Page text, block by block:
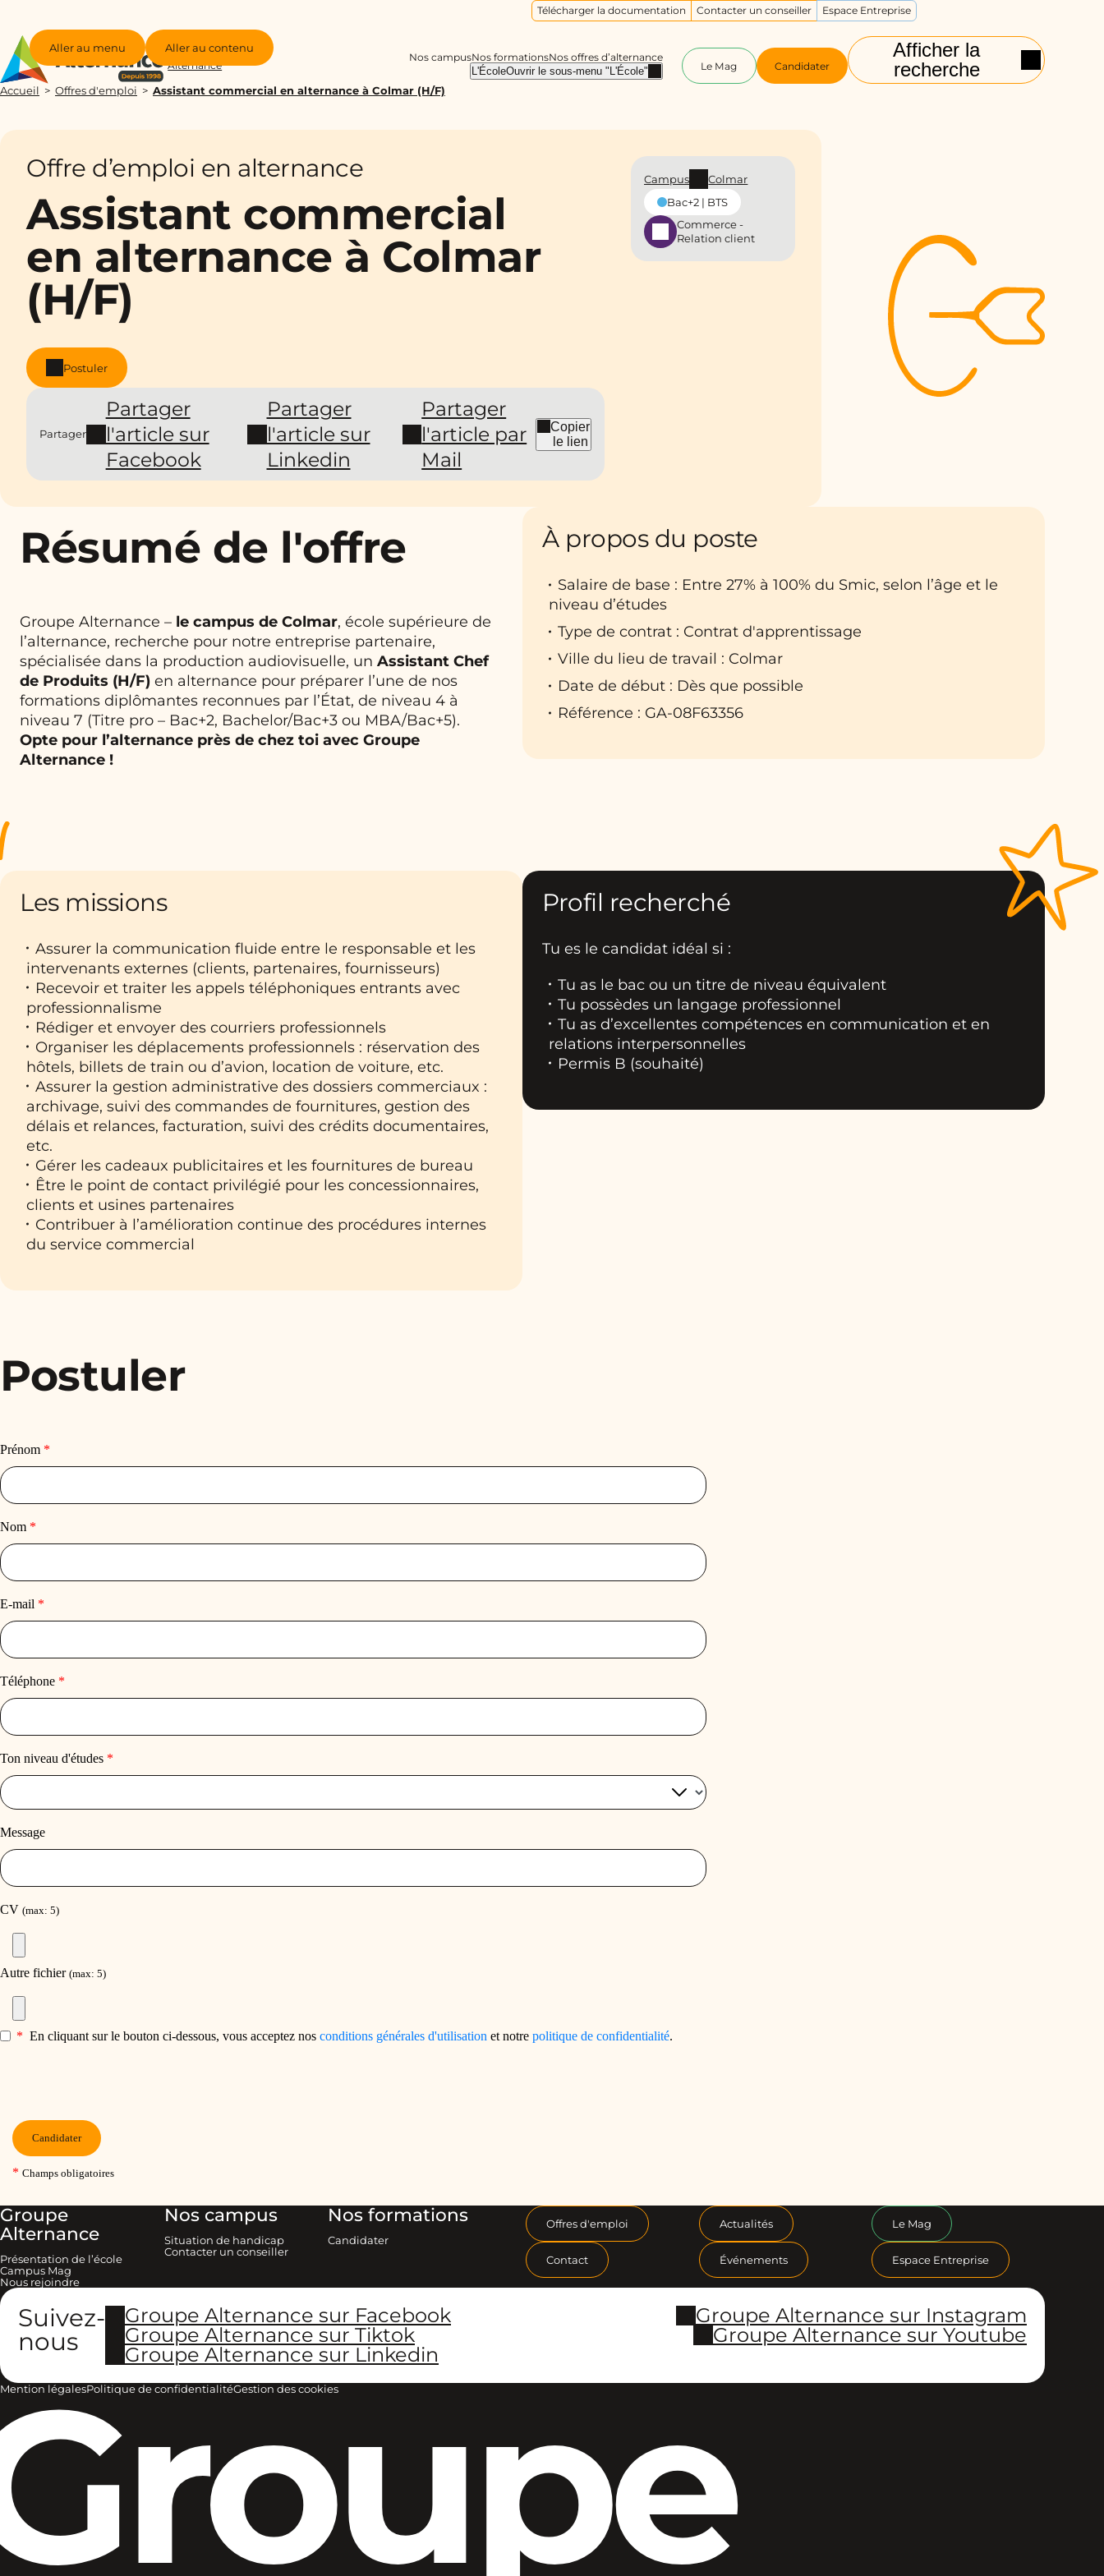
Aller au menu Aller au contenu
Groupe
Alternance
Afficher la
recherche
Nos campusNos formationsNos offres d’alternance
L'ÉcoleOuvrir le sous-menu "L'École" Le Mag Candidater
Télécharger la documentation Contacter un conseiller Espace Entreprise
Accueil Offres d'emploi Assistant commercial en alternance à Colmar (H/F)
Offre d’emploi en alternance
Assistant commercial
en alternance à Colmar
(H/F)
Postuler
Partager
Partager
l'article sur
Facebook
Partager
l'article sur
Linkedin
Partager
l'article par
Mail
Copier
le lien
Campus
Colmar
Bac+2 | BTS
Commerce -
Relation client
Résumé de l'offre
Groupe Alternance – le campus de Colmar, école supérieure de
l’alternance, recherche pour notre entreprise partenaire,
spécialisée dans la production audiovisuelle, un Assistant Chef
de Produits (H/F) en alternance pour préparer l’une de nos
formations diplômantes reconnues par l’État, de niveau 4 à
niveau 7 (Titre pro – Bac+2, Bachelor/Bac+3 ou MBA/Bac+5).
Opte pour l’alternance près de chez toi avec Groupe
Alternance !
À propos du poste
Salaire de base : Entre 27% à 100% du Smic, selon l’âge et le
niveau d’études
Type de contrat : Contrat d'apprentissage
Ville du lieu de travail : Colmar
Date de début : Dès que possible
Référence : GA-08F63356
Les missions
Assurer la communication fluide entre le responsable et les
intervenants externes (clients, partenaires, fournisseurs)
Recevoir et traiter les appels téléphoniques entrants avec
professionnalisme
Rédiger et envoyer des courriers professionnels
Organiser les déplacements professionnels : réservation des
hôtels, billets de train ou d’avion, location de voiture, etc.
Assurer la gestion administrative des dossiers commerciaux :
archivage, suivi des commandes de fournitures, gestion des
délais et relances, facturation, suivi des crédits documentaires,
etc.
Gérer les cadeaux publicitaires et les fournitures de bureau
Être le point de contact privilégié pour les concessionnaires,
clients et usines partenaires
Contribuer à l’amélioration continue des procédures internes
du service commercial
Profil recherché
Tu es le candidat idéal si :
Tu as le bac ou un titre de niveau équivalent
Tu possèdes un langage professionnel
Tu as d’excellentes compétences en communication et en
relations interpersonnelles
Permis B (souhaité)
Postuler
Groupe
Alternance
Présentation de l’école
Campus Mag
Nous rejoindre
Nos campus
Situation de handicap
Contacter un conseiller
Nos formations
Candidater
Offres d'emploi Actualités Le Mag
Contact Événements Espace Entreprise
Suivez-
nous
Groupe Alternance sur Facebook
Groupe Alternance sur Instagram
Groupe Alternance sur Tiktok
Groupe Alternance sur Youtube
Groupe Alternance sur Linkedin
Mention légalesPolitique de confidentialitéGestion des cookies